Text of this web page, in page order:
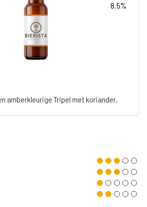
8.5%
amberkleurige Tripel met koriander.